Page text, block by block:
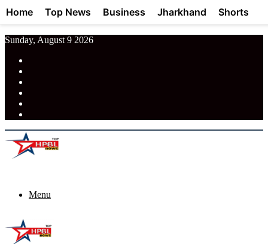
Sunday, August 9 2026
Menu
Home Top News Business Jharkhand Shorts